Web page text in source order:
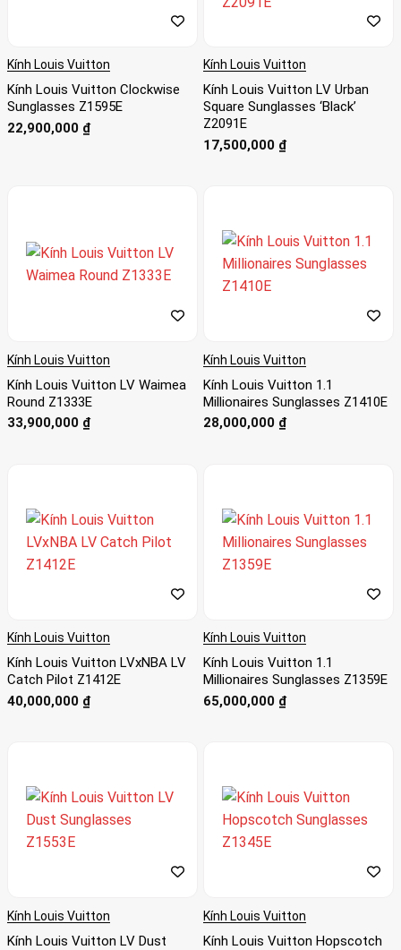
Kính Louis Vuitton
Kính Louis Vuitton Clockwise
Sunglasses Z1595E
22,900,000 ₫
Kính Louis Vuitton
Kính Louis Vuitton LV Urban
Square Sunglasses ‘Black’
Z2091E
17,500,000 ₫
Kính Louis Vuitton
Kính Louis Vuitton LV Waimea
Round Z1333E
33,900,000 ₫
Kính Louis Vuitton
Kính Louis Vuitton 1.1
Millionaires Sunglasses Z1410E
28,000,000 ₫
Kính Louis Vuitton
Kính Louis Vuitton LVxNBA LV
Catch Pilot Z1412E
40,000,000 ₫
Kính Louis Vuitton
Kính Louis Vuitton 1.1
Millionaires Sunglasses Z1359E
65,000,000 ₫
Kính Louis Vuitton
Kính Louis Vuitton LV Dust
Kính Louis Vuitton
Kính Louis Vuitton Hopscotch